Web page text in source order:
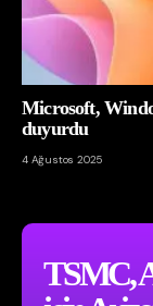
TSMC,
Microsoft,
duyurdu
4 Ağustos 2025